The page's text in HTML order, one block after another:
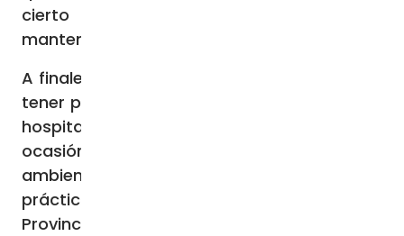
cierto tiempo se enviaban cartas,
manteniendo así un contacto permanente.
A finales de 2018 el Padre Jorge comenzó a
tener problemas serios de salud y debió ser
hospitalizado en Santiago en más de una
ocasión. Finalmente, debió dejar el querido
ambiente eclesial de Concepción e ir a vivir
prácticamente a la Enfermería de la
Provincia a partir de 2020.